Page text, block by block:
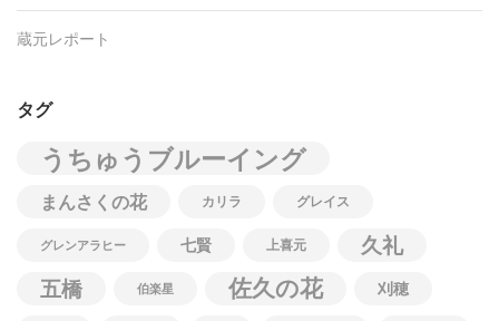
蔵元レポート
タグ
うちゅうブルーイング
まんさくの花 カリラ グレイス
グレンアラヒー 七賢 上喜元
久礼
五橋
伯楽星 佐久の花 刈穂